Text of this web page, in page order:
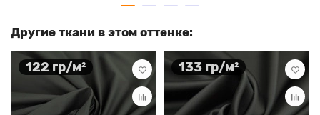
Другие ткани в этом оттенке:
122 гр/м² 133 гр/м²